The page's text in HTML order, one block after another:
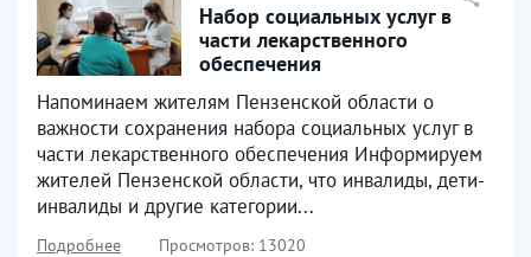
Набор социальных услуг в
части лекарственного
обеспечения
Напоминаем жителям Пензенской области о
важности сохранения набора социальных услуг в
части лекарственного обеспечения Информируем
жителей Пензенской области, что инвалиды, дети-
инвалиды и другие категории...
Подробнее Просмотров: 13020